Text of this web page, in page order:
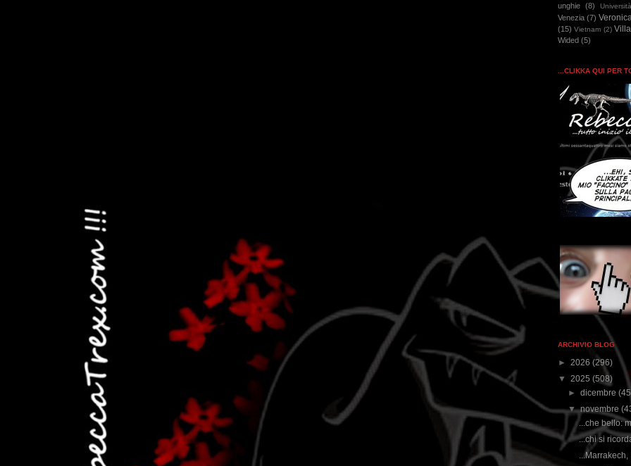
unghie (8)
Venezia (7)
(15) Vietnam (2)
Wided (5)
...CLIKKA QUI PER
ARCHIVIO BLOG
► 2026 (296)
▼ 2025 (508)
►dicembre
▼novembre
...che bello:
...chi si